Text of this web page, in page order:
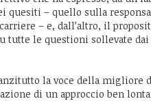
quesiti – quello sulla
– e, dall’altro, il
tutte le questioni sollevate
la voce della migliore
di un approccio ben